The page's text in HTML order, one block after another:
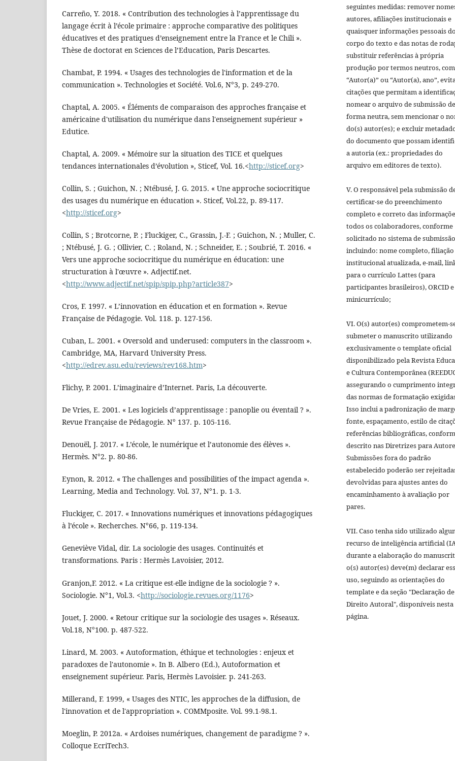
Carreño, Y. 2018. « Contribution des technologies à l’apprentissage du
langage écrit à l’école primaire : approche comparative des politiques
éducatives et des pratiques d’enseignement entre la France et le Chili ».
Thèse de doctorat en Sciences de l’Education, Paris Descartes.
Chambat, P. 1994. « Usages des technologies de l'information et de la
communication ». Technologies et Société. Vol.6, N°3, p. 249-270.
Chaptal, A. 2005. « Éléments de comparaison des approches française et
américaine d'utilisation du numérique dans l'enseignement supérieur »
Edutice.
Chaptal, A. 2009. « Mémoire sur la situation des TICE et quelques
tendances internationales d’évolution », Sticef, Vol. 16.<http://sticef.org>
Collin, S. ; Guichon, N. ; Ntébusé, J. G. 2015. « Une approche sociocritique
des usages du numérique en éducation ». Sticef, Vol.22, p. 89-117.
<http://sticef.org>
Collin, S ; Brotcorne, P. ; Fluckiger, C., Grassin, J.-F. ; Guichon, N. ; Muller, C.
; Ntébusé, J. G. ; Ollivier, C. ; Roland, N. ; Schneider, E. ; Soubrié, T. 2016. «
Vers une approche sociocritique du numérique en éducation: une
structuration à l'œuvre ». Adjectif.net.
<http://www.adjectif.net/spip/spip.php?article387>
Cros, F. 1997. « L’innovation en éducation et en formation ». Revue
Française de Pédagogie. Vol. 118. p. 127-156.
Cuban, L. 2001. « Oversold and underused: computers in the classroom ».
Cambridge, MA, Harvard University Press.
<http://edrev.asu.edu/reviews/rev168.htm>
Flichy, P. 2001. L’imaginaire d’Internet. Paris, La découverte.
De Vries, E. 2001. « Les logiciels d’apprentissage : panoplie ou éventail ? ».
Revue Française de Pédagogie. N° 137. p. 105-116.
Denouël, J. 2017. « L’école, le numérique et l’autonomie des élèves ».
Hermès. N°2. p. 80-86.
Eynon, R. 2012. « The challenges and possibilities of the impact agenda ».
Learning, Media and Technology. Vol. 37, N°1. p. 1-3.
Fluckiger, C. 2017. « Innovations numériques et innovations pédagogiques
à l’école ». Recherches. N°66, p. 119-134.
Geneviève Vidal, dir. La sociologie des usages. Continuités et
transformations. Paris : Hermès Lavoisier, 2012.
Granjon,F. 2012. « La critique est-elle indigne de la sociologie ? ».
Sociologie. N°1, Vol.3. <http://sociologie.revues.org/1176>
Jouet, J. 2000. « Retour critique sur la sociologie des usages ». Réseaux.
Vol.18, N°100. p. 487-522.
Linard, M. 2003. « Autoformation, éthique et technologies : enjeux et
paradoxes de l'autonomie ». In B. Albero (Ed.), Autoformation et
enseignement supérieur. Paris, Hermès Lavoisier. p. 241-263.
Millerand, F. 1999, « Usages des NTIC, les approches de la diffusion, de
l'innovation et de l'appropriation ». COMMposite. Vol. 99.1-98.1.
Moeglin, P. 2012a. « Ardoises numériques, changement de paradigme ? ».
Colloque EcriTech3.
seguintes medidas: remover
autores, afiliações institucionais e
quaisquer informações pessoais
corpo do texto e das notas de
substituir referências à própria
produção por termos neutros,
“Autor(a)” ou “Autor(a), ano”,
citações que permitam a
nomear o arquivo de submissão de
forma neutra, sem mencionar o
do(s) autor(es); e excluir
do documento que possam
a autoria (ex.: propriedades do
arquivo em editores de texto).
V. O responsável pela submissão
certificar-se do preenchimento
completo e correto das
todos os colaboradores, conforme
solicitado no sistema de
incluindo: nome completo, filiação
institucional atualizada, e-mail,
para o currículo Lattes (para
participantes brasileiros), ORCID e
minicurrículo;
VI. O(s) autor(es) comprometem-
submeter o manuscrito utilizando
exclusivamente o template oficial
disponibilizado pela Revista
e Cultura Contemporânea
assegurando o cumprimento
das normas de formatação
Isso inclui a padronização de
fonte, espaçamento, estilo de
referências bibliográficas,
descrito nas Diretrizes para
Submissões fora do padrão
estabelecido poderão ser
devolvidas para ajustes antes do
encaminhamento à avaliação por
pares.
VII. Caso tenha sido utilizado
recurso de inteligência artificial
durante a elaboração do
o(s) autor(es) deve(m) declarar
uso, seguindo as orientações do
template e da seção "Declaração de
Direito Autoral", disponíveis nesta
página.